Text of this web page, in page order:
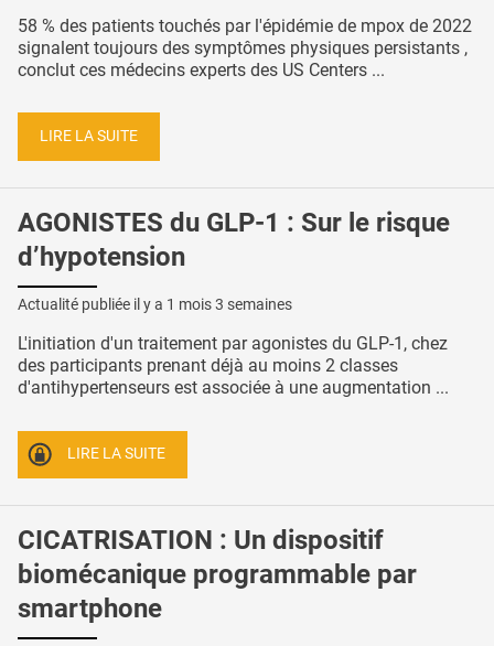
58 % des patients touchés par l'épidémie de mpox de 2022
signalent toujours des symptômes physiques persistants ,
conclut ces médecins experts des US Centers ...
LIRE LA SUITE
AGONISTES du GLP-1 : Sur le risque
d’hypotension
Actualité publiée il y a 1 mois 3 semaines
L'initiation d'un traitement par agonistes du GLP-1, chez
des participants prenant déjà au moins 2 classes
d'antihypertenseurs est associée à une augmentation ...
LIRE LA SUITE
CICATRISATION : Un dispositif
biomécanique programmable par
smartphone